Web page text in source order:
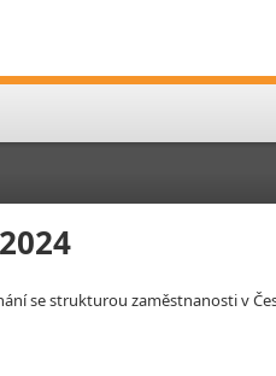
se strukturou zaměstnanosti v